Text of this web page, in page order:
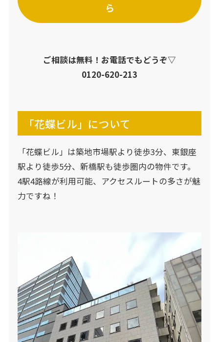
ら
ご相談は無料！お電話でもどうぞ▽
0120-620-213
「花蝶ビル」について
「花蝶ビル」は築地市場駅より徒歩3分、東銀座
駅より徒歩5分、新橋駅も徒歩圏内の物件です。
4駅4路線が利用可能、アクセスルートの多さが魅
力ですね！